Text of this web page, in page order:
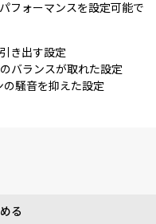
フォーマンスを設定可能で
き出す設定
バランスが取れた設定
騒音を抑えた設定
る